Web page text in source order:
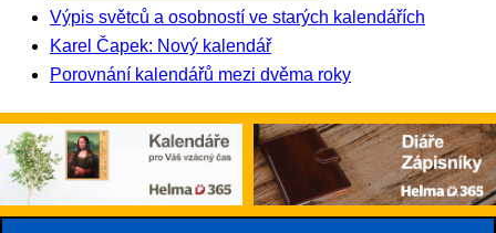
Výpis světců a osobností ve starých kalendářích
Karel Čapek: Nový kalendář
Porovnání kalendářů mezi dvěma roky